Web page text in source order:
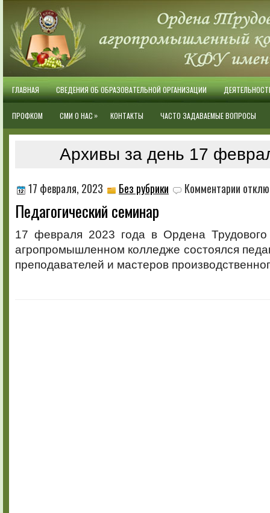
ГЛАВНАЯ СВЕДЕНИЯ ОБ ОБРАЗОВАТЕЛЬНОЙ ОРГАНИЗАЦИИ
ПРОФКОМ СМИ О НАС » КОНТАКТЫ ЧАСТО ЗАДАВАЕМЫЕ ВОПРОСЫ
Архивы за день 17
17 февраля, 2023 Без рубрики Комментарии записи
Педагогический семинар
17 февраля 2023 года в Ордена
агропромышленном колледже состоялся
преподавателей и мастеров